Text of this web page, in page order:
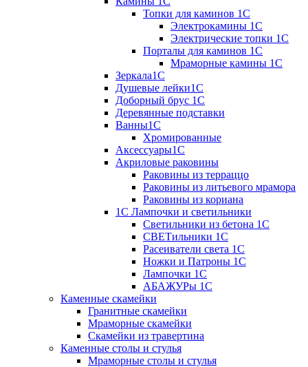
Топки для каминов 1C
Электрокамины 1С
Электрические топки 1C
Порталы для каминов 1С
Мраморные камины 1C
Зеркала1С
Душевые лейки1С
Доборный брус 1С
Деревянные подставки
Ванны1С
Хромированные
Аксессуары1С
Акриловые раковины
Раковины из терраццо
Раковины из литьевого мрамора
Раковины из кориана
1С Лампочки и светильники
Светильники из бетона 1С
СВЕТильники 1С
Расеиватели света 1С
Ножки и Патроны 1С
Лампочки 1С
АБАЖУРы 1С
Каменные скамейки
Гранитные скамейки
Мраморные скамейки
Скамейки из травертина
Каменные столы и стулья
Мраморные столы и стулья